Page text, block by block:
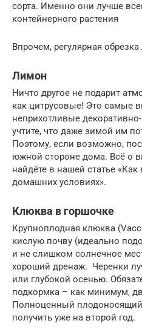
сорта. Именно они лучше
контейнерного растения
Впрочем, регулярная
Лимон
Ничто другое не подарит
как цитрусовые! Это самые
неприхотливые
учтите, что даже зимой им
Поэтому, если возможно,
южной стороне дома. Всё о
найдёте в нашей статье
домашних условиях».
Клюква в горшочке
Крупноплодная клюква
кислую почву (идеально
и не слишком солнечное
хороший дренаж. Черенки
или глубокой осенью.
подкормка – как минимум,
Полноценный
получить уже на второй год.